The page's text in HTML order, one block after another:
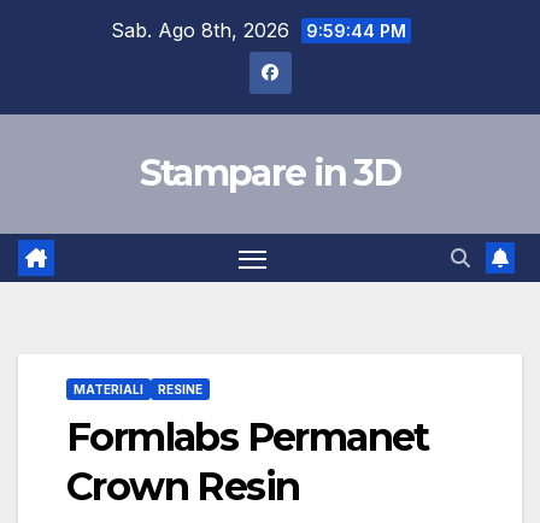
Sab. Ago 8th, 2026 9:59:44 PM
Stampare in 3D
MATERIALI RESINE
Formlabs Permanet
Crown Resin